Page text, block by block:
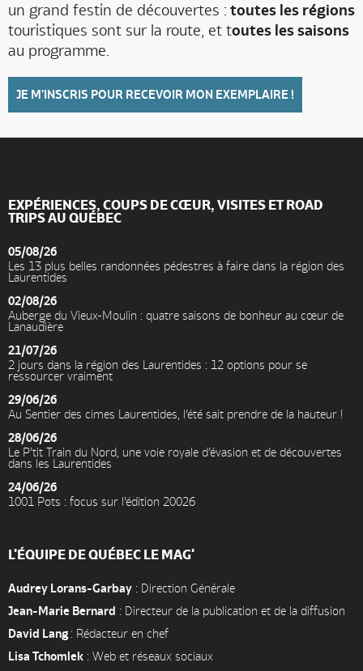
un grand festin de découvertes : toutes les régions
touristiques sont sur la route, et toutes les saisons
au programme.
JE M'INSCRIS POUR RECEVOIR MON EXEMPLAIRE !
EXPÉRIENCES, COUPS DE CŒUR, VISITES ET ROAD
TRIPS AU QUÉBEC
05/08/26
Les 13 plus belles randonnées pédestres à faire dans la région des
Laurentides
02/08/26
Auberge du Vieux-Moulin : quatre saisons de bonheur au cœur de
Lanaudière
21/07/26
2 jours dans la région des Laurentides : 12 options pour se
ressourcer vraiment
29/06/26
Au Sentier des cimes Laurentides, l’été sait prendre de la hauteur !
28/06/26
Le P’tit Train du Nord, une voie royale d’évasion et de découvertes
dans les Laurentides
24/06/26
1001 Pots : focus sur l’édition 20026
L'ÉQUIPE DE QUÉBEC LE MAG'
Audrey Lorans-Garbay : Direction Générale
Jean-Marie Bernard : Directeur de la publication et de la diffusion
David Lang : Rédacteur en chef
Lisa Tchomlek : Web et réseaux sociaux